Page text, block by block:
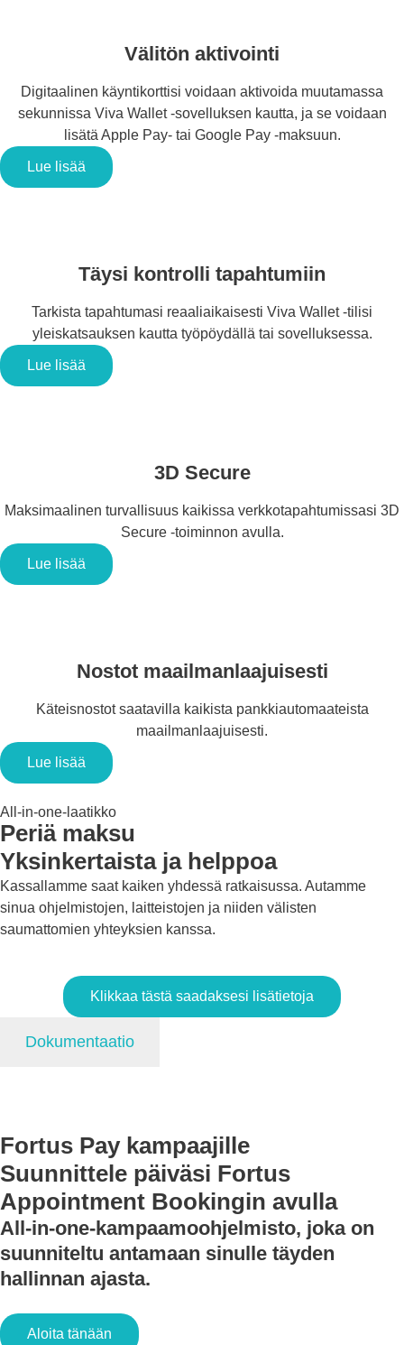
Välitön aktivointi
Digitaalinen käyntikorttisi voidaan aktivoida muutamassa
sekunnissa Viva Wallet -sovelluksen kautta, ja se voidaan
lisätä Apple Pay- tai Google Pay -maksuun.
Lue lisää
Täysi kontrolli tapahtumiin
Tarkista tapahtumasi reaaliaikaisesti Viva Wallet -tilisi
yleiskatsauksen kautta työpöydällä tai sovelluksessa.
Lue lisää
3D Secure
Maksimaalinen turvallisuus kaikissa verkkotapahtumissasi 3D
Secure -toiminnon avulla.
Lue lisää
Nostot maailmanlaajuisesti
Käteisnostot saatavilla kaikista pankkiautomaateista
maailmanlaajuisesti.
Lue lisää
All-in-one-laatikko
Periä maksu
Yksinkertaista ja helppoa
Kassallamme saat kaiken yhdessä ratkaisussa. Autamme
sinua ohjelmistojen, laitteistojen ja niiden välisten
saumattomien yhteyksien kanssa.
Klikkaa tästä saadaksesi lisätietoja
Dokumentaatio
Fortus Pay kampaajille
Suunnittele päiväsi Fortus
Appointment Bookingin avulla
All-in-one-kampaamoohjelmisto, joka on
suunniteltu antamaan sinulle täyden
hallinnan ajasta.
Aloita tänään